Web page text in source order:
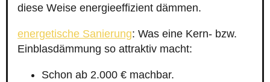
diese Weise energieeffizient dämmen.
energetische Sanierung: Was eine Kern- bzw.
Einblasdämmung so attraktiv macht:
Schon ab 2.000 € machbar.